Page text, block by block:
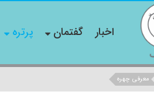
اخبار گفتمان پرتره
معرفی چهره